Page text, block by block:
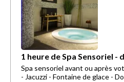
1 heure de Spa Sensoriel -
Spa sensoriel avant ou après
- Jacuzzi - Fontaine de glace -